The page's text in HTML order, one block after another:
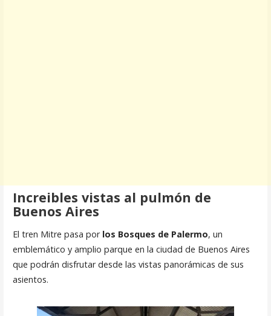
Increibles vistas al pulmón de
Buenos Aires
El tren Mitre pasa por los Bosques de Palermo, un
emblemático y amplio parque en la ciudad de Buenos Aires
que podrán disfrutar desde las vistas panorámicas de sus
asientos.